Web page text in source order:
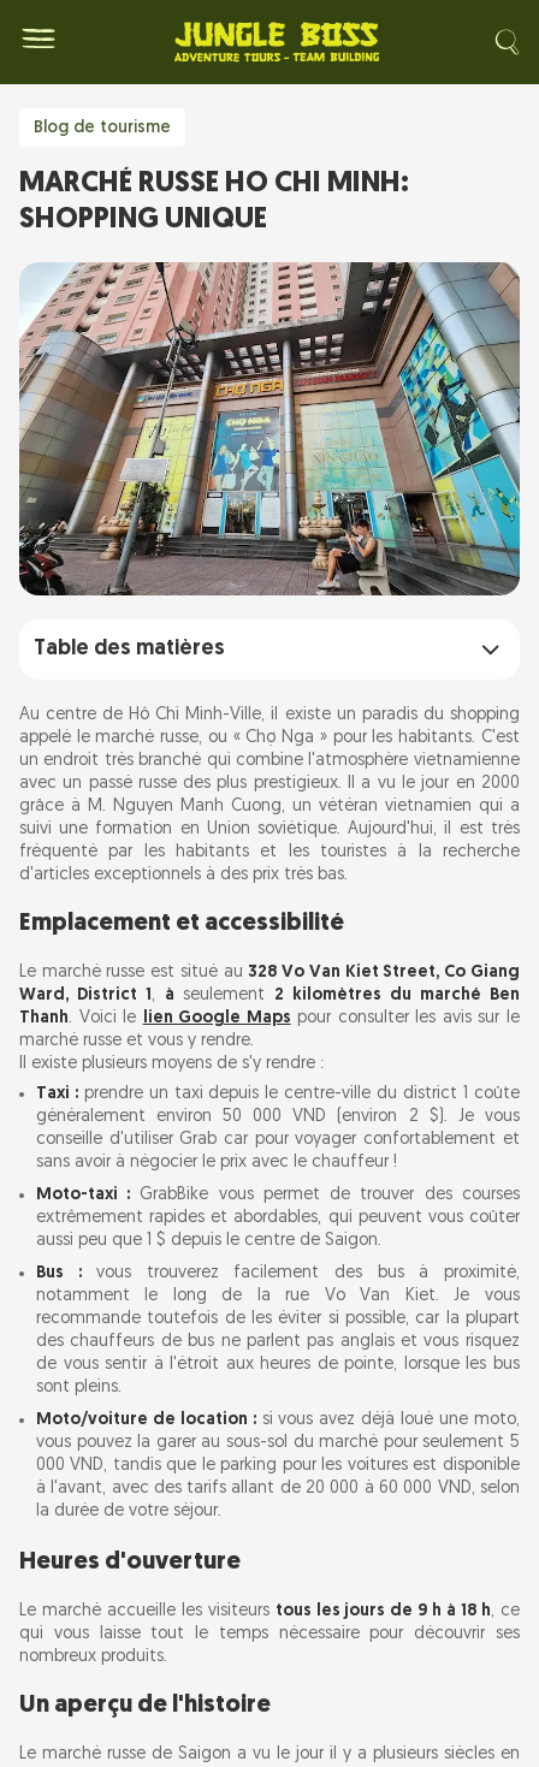
Blog de tourisme
MARCHÉ RUSSE HO CHI MINH:
SHOPPING UNIQUE
Table des matières
Emplacement et accessibilité
Heures d'ouverture
Un aperçu de l'histoire
Le charme architectural
Conseils pour faire vos achats
Attractions à proximité
Résumé
Au centre de Hô Chi Minh-Ville, il existe un paradis du shopping
appelé le marché russe, ou « Chợ Nga » pour les habitants. C'est
un endroit très branché qui combine l'atmosphère vietnamienne
avec un passé russe des plus prestigieux. Il a vu le jour en 2000
grâce à M. Nguyen Manh Cuong, un vétéran vietnamien qui a
suivi une formation en Union soviétique. Aujourd'hui, il est très
fréquenté par les habitants et les touristes à la recherche
d'articles exceptionnels à des prix très bas.
Emplacement et accessibilité
Le marché russe est situé au328 Vo Van Kiet Street, Co Giang
Ward, District 1, à seulement 2 kilomètres du marché Ben
Thanh. Voici le lien Google Maps pour consulter les avis sur le
marché russe et vous y rendre.
Il existe plusieurs moyens de s'y rendre :
Taxi :prendre un taxi depuis le centre-ville du district 1 coûte
généralement environ 50 000 VND (environ 2 $). Je vous
conseille d'utiliser Grab car pour voyager confortablement et
sans avoir à négocier le prix avec le chauffeur !
Moto-taxi : GrabBike vous permet de trouver des courses
extrêmement rapides et abordables, qui peuvent vous coûter
aussi peu que 1 $ depuis le centre de Saigon.
Bus :vous trouverez facilement des bus à proximité,
notamment le long de la rue Vo Van Kiet. Je vous
recommande toutefois de les éviter si possible, car la plupart
des chauffeurs de bus ne parlent pas anglais et vous risquez
de vous sentir à l'étroit aux heures de pointe, lorsque les bus
sont pleins.
Moto/voiture de location :si vous avez déjà loué une moto,
vous pouvez la garer au sous-sol du marché pour seulement 5
000 VND, tandis que le parking pour les voitures est disponible
à l'avant, avec des tarifs allant de 20 000 à 60 000 VND, selon
la durée de votre séjour.
Heures d'ouverture
Le marché accueille les visiteurs tous les jours de 9 h à 18 h, ce
qui vous laisse tout le temps nécessaire pour découvrir ses
nombreux produits.
Un aperçu de l'histoire
Le marché russe de Saigon a vu le jour il y a plusieurs siècles en